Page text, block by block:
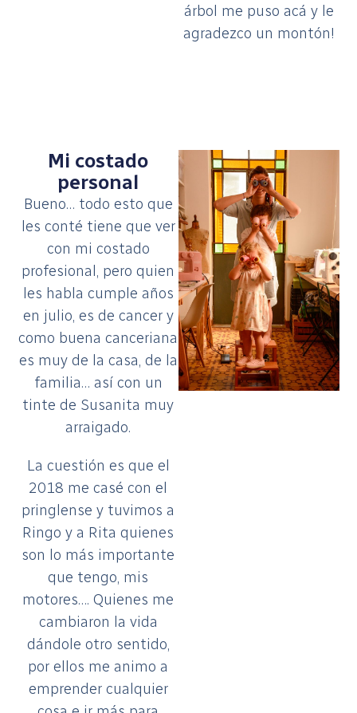
árbol me puso acá y le
agradezco un montón!
Mi costado
personal
Bueno… todo esto que
les conté tiene que ver
con mi costado
profesional, pero quien
les habla cumple años
en julio, es de cancer y
como buena canceriana
es muy de la casa, de la
familia… así con un
tinte de Susanita muy
arraigado.
La cuestión es que el
2018 me casé con el
pringlense y tuvimos a
Ringo y a Rita quienes
son lo más importante
que tengo, mis
motores…. Quienes me
cambiaron la vida
dándole otro sentido,
por ellos me animo a
emprender cualquier